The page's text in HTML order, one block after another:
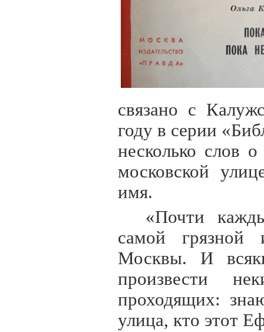
связано с
году в серии
несколько слов
московской
имя.
«Почти
самой грязной
Москвы. И
произвести
проходящих:
улица, кто этот